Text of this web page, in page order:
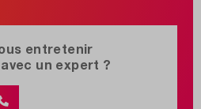
entretenir
un expert ?